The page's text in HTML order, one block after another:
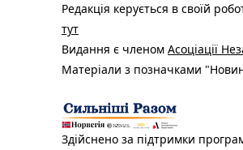
Редакція керується в своїй
тут
Видання є членом Асоціації
Матеріали з позначками
Здійснено за підтримки